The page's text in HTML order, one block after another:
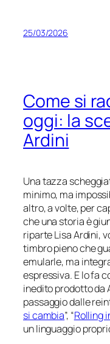
25/03/2026
Come si
oggi: la
Ardini
Una tazza
minimo, ma
altro, a volte, per
che una storia è
riparte Lisa Ardini,
timbro pieno che
emularle, ma
espressiva. E lo fa
inedito prodotto da
passaggio dalle
si cambia”, “Rolling
un linguaggio